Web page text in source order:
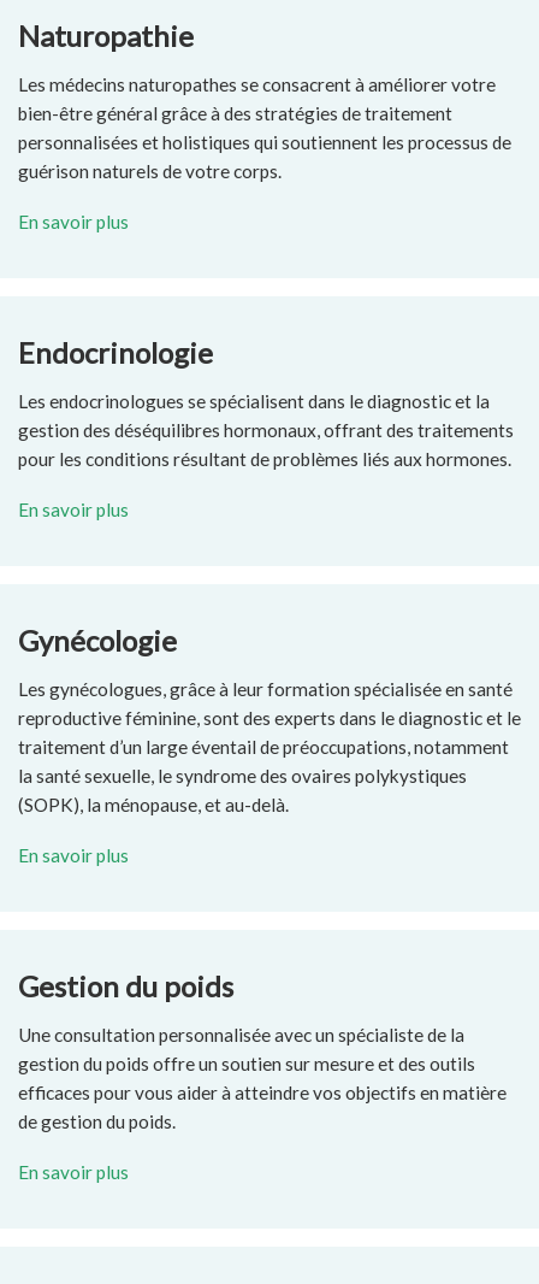
Naturopathie
Les médecins naturopathes se consacrent à améliorer votre
bien-être général grâce à des stratégies de traitement
personnalisées et holistiques qui soutiennent les processus de
guérison naturels de votre corps.
En savoir plus
Endocrinologie
Les endocrinologues se spécialisent dans le diagnostic et la
gestion des déséquilibres hormonaux, offrant des traitements
pour les conditions résultant de problèmes liés aux hormones.
En savoir plus
Gynécologie
Les gynécologues, grâce à leur formation spécialisée en santé
reproductive féminine, sont des experts dans le diagnostic et le
traitement d’un large éventail de préoccupations, notamment
la santé sexuelle, le syndrome des ovaires polykystiques
(SOPK), la ménopause, et au-delà.
En savoir plus
Gestion du poids
Une consultation personnalisée avec un spécialiste de la
gestion du poids offre un soutien sur mesure et des outils
efficaces pour vous aider à atteindre vos objectifs en matière
de gestion du poids.
En savoir plus